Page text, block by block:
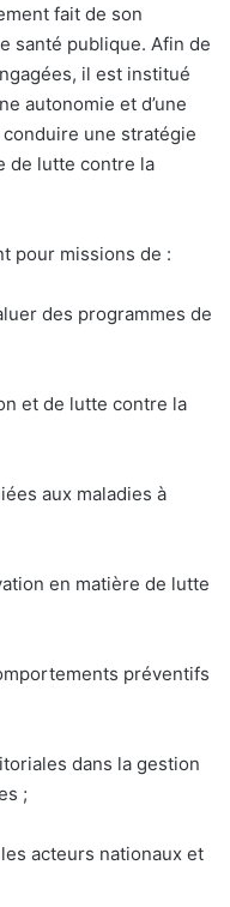
fait de son
santé publique. Afin de
il est institué
autonomie et d’une
une stratégie
de lutte contre la
pour missions de :
des programmes de
et de lutte contre la
aux maladies à
en matière de lutte
préventifs
dans la gestion
;
acteurs nationaux et